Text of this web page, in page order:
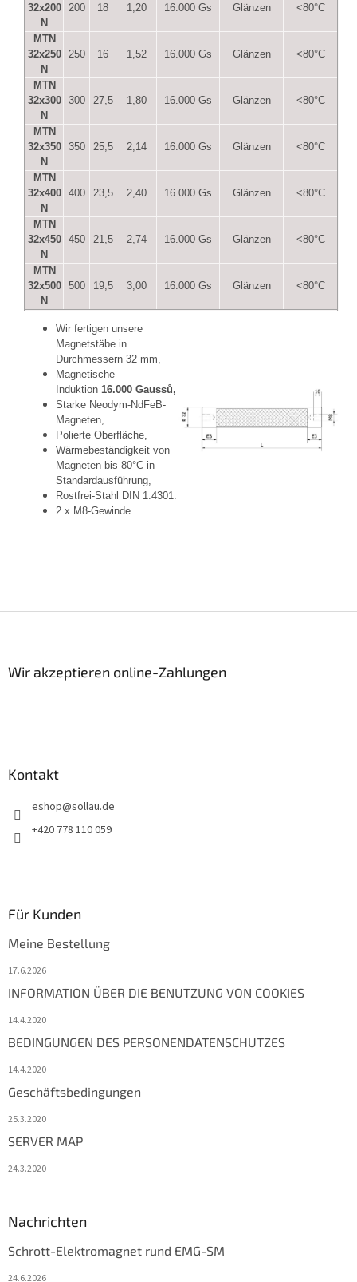
32x200
N
200 18 1,20 16.000 Gs Glänzen <80°C
MTN
32x250
N
250 16 1,52 16.000 Gs Glänzen <80°C
MTN
32x300
N
300 27,5 1,80 16.000 Gs Glänzen <80°C
MTN
32x350
N
350 25,5 2,14 16.000 Gs Glänzen <80°C
MTN
32x400
N
400 23,5 2,40 16.000 Gs Glänzen <80°C
MTN
32x450
N
450 21,5 2,74 16.000 Gs Glänzen <80°C
MTN
32x500
N
500 19,5 3,00 16.000 Gs Glänzen <80°C
Wir fertigen unsere
Magnetstäbe in
Durchmessern 32 mm,
Magnetische
Induktion 16.000 Gaussů,
Starke Neodym-NdFeB-
Magneten,
Polierte Oberfläche,
Wärmebeständigkeit von
Magneten bis 80°C in
Standardausführung,
Rostfrei-Stahl DIN 1.4301.
2 x M8-Gewinde
Wir akzeptieren online-Zahlungen
Kontakt
eshop@sollau.de
+420 778 110 059
Für Kunden
Meine Bestellung
17.6.2026
INFORMATION ÜBER DIE BENUTZUNG VON COOKIES
14.4.2020
BEDINGUNGEN DES PERSONENDATENSCHUTZES
14.4.2020
Geschäftsbedingungen
25.3.2020
SERVER MAP
24.3.2020
Nachrichten
Schrott-Elektromagnet rund EMG-SM
24.6.2026